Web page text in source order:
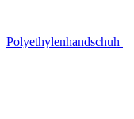
Polyethylenhandschuh